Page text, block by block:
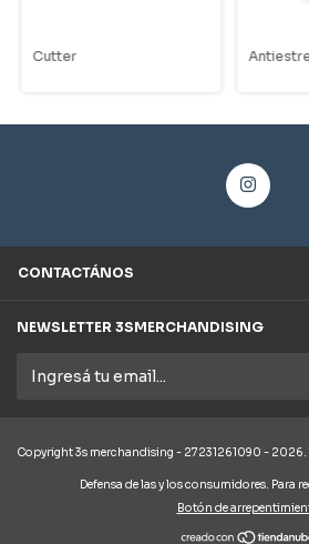
Cutter
CONTACTÁNOS
NEWSLETTER 3SMERCHANDISING
Copyright 3s merchandising - 27231261090 - 2026.
Defensa de las y los consumidores. Para
Botón de